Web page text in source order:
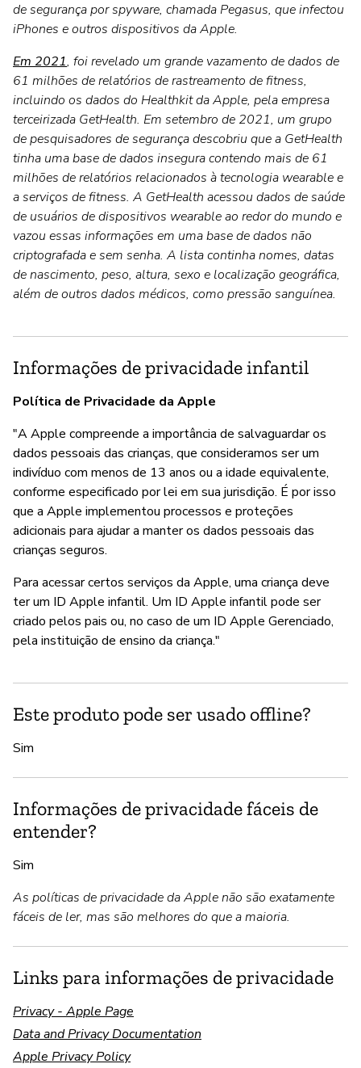
de segurança por spyware, chamada Pegasus, que infectou
iPhones e outros dispositivos da Apple.
Em 2021, foi revelado um grande vazamento de dados de
61 milhões de relatórios de rastreamento de fitness,
incluindo os dados do Healthkit da Apple, pela empresa
terceirizada GetHealth. Em setembro de 2021, um grupo
de pesquisadores de segurança descobriu que a GetHealth
tinha uma base de dados insegura contendo mais de 61
milhões de relatórios relacionados à tecnologia wearable e
a serviços de fitness. A GetHealth acessou dados de saúde
de usuários de dispositivos wearable ao redor do mundo e
vazou essas informações em uma base de dados não
criptografada e sem senha. A lista continha nomes, datas
de nascimento, peso, altura, sexo e localização geográfica,
além de outros dados médicos, como pressão sanguínea.
Informações de privacidade infantil
Política de Privacidade da Apple
"A Apple compreende a importância de salvaguardar os
dados pessoais das crianças, que consideramos ser um
indivíduo com menos de 13 anos ou a idade equivalente,
conforme especificado por lei em sua jurisdição. É por isso
que a Apple implementou processos e proteções
adicionais para ajudar a manter os dados pessoais das
crianças seguros.
Para acessar certos serviços da Apple, uma criança deve
ter um ID Apple infantil. Um ID Apple infantil pode ser
criado pelos pais ou, no caso de um ID Apple Gerenciado,
pela instituição de ensino da criança."
Este produto pode ser usado offline?
Sim
Informações de privacidade fáceis de
entender?
Sim
As políticas de privacidade da Apple não são exatamente
fáceis de ler, mas são melhores do que a maioria.
Links para informações de privacidade
Privacy - Apple Page
Data and Privacy Documentation
Apple Privacy Policy